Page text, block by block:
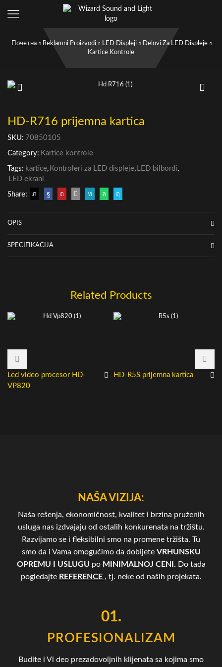
Почетна Reklamni Proizvodi LED Displeji
Delovi Za LED Displeje
Kartice Kontrole
HD-R716 prijemna kartica
SKU: 70850105
Category: Kartice kontrole
Tags: kartice, Kontroleri za LED displeje, LED bilbordi,
LED ekrani
Share:
OPIS
SPECIFIKACIJA
Related Products
Led video procesor HD-
VP820
HD-R5S prijemna kartica
NAŠA VIZIJA:
Naša rešenja, ekonomičnost, kvalitet i brzina pruženih
usluga nas izdvajaju od ostalih konkurenata na tržištu.
Razvijamo se i fleksibilni smo na promene tržišta. Tu
smo da i Vama omogućimo da dobijete VRHUNSKU
OPREMU I USLUGU po MINIMALNOJ CENI. Do tada
pogledajte REFERENCE , tj. neke od naših projekata.
01.
PROFESIONALIZAM
Budite i Vi deo prezadovoljnih klijenata sa kojima smo